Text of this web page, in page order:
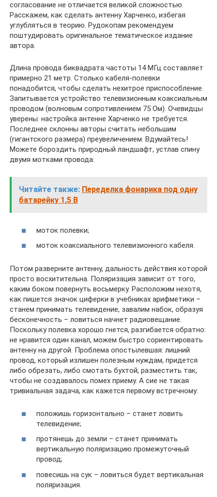
согласование не отличается великой сложностью.
Расскажем, как сделать антенну Харченко, избегая
углубляться в теорию. Рудокопам рекомендуем
поштудировать оригинальное тематическое издание
автора.
Длина провода биквадрата частоты 14 МГц составляет
примерно 21 метр. Столько кабеля-полевки
понадобится, чтобы сделать нехитрое приспособление.
Запитывается устройство телевизионным коаксиальным
проводом (волновым сопротивлением 75 Ом). Очевидцы
уверены: настройка антенне Харченко не требуется.
Последнее склонны авторы считать небольшим
(гигантского размера) преувеличением. Вдумайтесь!
Можете бороздить природный ландшафт, устлав спину
двумя мотками провода:
Читайте также: Переделка фонарика под одну
батарейку 1,5 В
моток полевки;
моток коаксиального телевизионного кабеля.
Потом разверните антенну, дальность действия которой
просто восхитительна. Поляризация зависит от того,
каким боком повернуть восьмерку. Расположим нехотя,
как пишется значок циферки в учебниках арифметики –
станем принимать телевидение, завалим набок, образуя
бесконечность – ловиться начнет радиовещание.
Поскольку полевка хорошо гнется, разгибается обратно:
не нравится один канал, можем быстро сориентировать
антенну на другой. Проблема опостылевшая: лишний
провод, который излишен полезным нуждам, придется
либо обрезать, либо смотать бухтой, разместить так,
чтобы не создавалось помех приему. А сие не такая
тривиальная задача, как кажется первому встречному:
положишь горизонтально – станет ловить
телевидение;
протянешь до земли – станет принимать
вертикальную поляризацию промежуточный
провод;
повесишь на сук – ловиться будет вертикальная
поляризация.